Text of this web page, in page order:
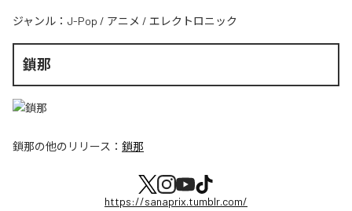
ジャンル： J-Pop / アニメ / エレクトロニック
鎖那
鎖那の他のリリース： 鎖那
https://sanaprix.tumblr.com/